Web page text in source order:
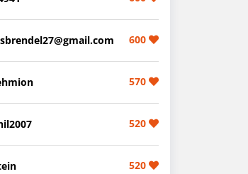
600
570
520
520